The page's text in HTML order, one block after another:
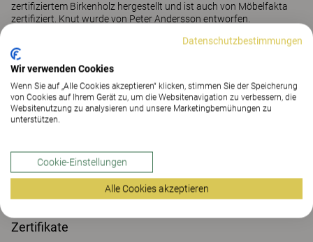
zertifiziertem Birkenholz hergestellt und ist auch von Möbelfakta
zertifiziert. Knut wurde von Peter Andersson entworfen.
Mehr anzeigen
KONTAKT
Downloads (6) The Better Effect Index (2.12)
Zertifikate
Datenschutzbestimmungen
Wir verwenden Cookies
Wenn Sie auf „Alle Cookies akzeptieren“ klicken, stimmen Sie der Speicherung
von Cookies auf Ihrem Gerät zu, um die Websitenavigation zu verbessern, die
Websitenutzung zu analysieren und unsere Marketingbemühungen zu
unterstützen.
Cookie-Einstellungen
Alle Cookies akzeptieren